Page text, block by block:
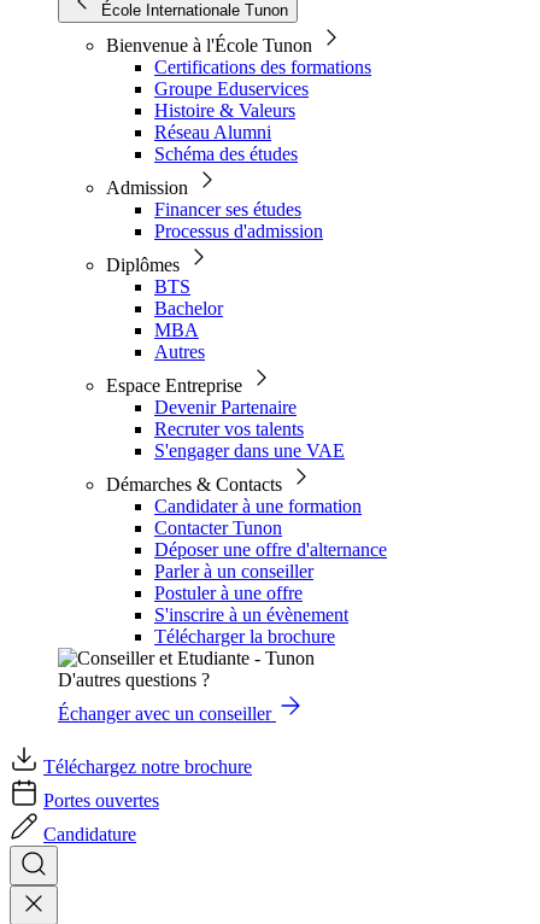
École Internationale Tunon
Bienvenue à l'École Tunon
Certifications des formations
Groupe Eduservices
Histoire & Valeurs
Réseau Alumni
Schéma des études
Admission
Financer ses études
Processus d'admission
Diplômes
BTS
Bachelor
MBA
Autres
Espace Entreprise
Devenir Partenaire
Recruter vos talents
S'engager dans une VAE
Démarches & Contacts
Candidater à une formation
Contacter Tunon
Déposer une offre d'alternance
Parler à un conseiller
Postuler à une offre
S'inscrire à un évènement
Télécharger la brochure
D'autres questions ?
Échanger avec un conseiller
Téléchargez notre brochure
Portes ouvertes
Candidature